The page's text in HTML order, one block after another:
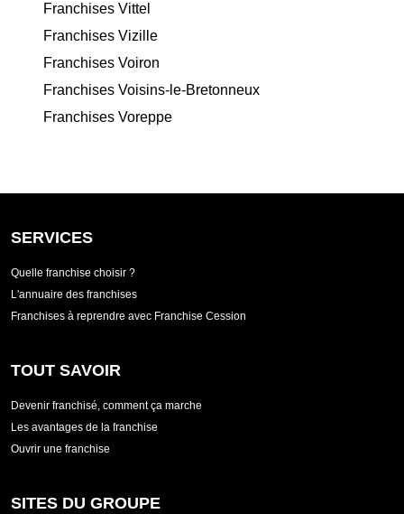
Franchises Vittel
Franchises Vizille
Franchises Voiron
Franchises Voisins-le-Bretonneux
Franchises Voreppe
SERVICES
Quelle franchise choisir ?
L'annuaire des franchises
Franchises à reprendre avec Franchise Cession
TOUT SAVOIR
Devenir franchisé, comment ça marche
Les avantages de la franchise
Ouvrir une franchise
SITES DU GROUPE